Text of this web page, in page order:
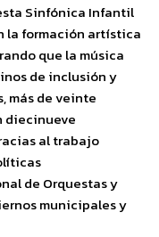
Sinfónica Infantil
la formación artística
que la música
de inclusión y
más de veinte
diecinueve
al trabajo
de Orquestas y
municipales y